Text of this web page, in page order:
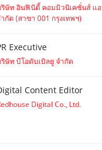
ษัท อินฟินิตี้ คอมมิวนิเคชั่นส์ แ
กัด (สาขา 001 กรุงเทพฯ)
Executive
ษัท บีโอดับเบิลยู จำกัด
Content Editor
Digital Co., Ltd.